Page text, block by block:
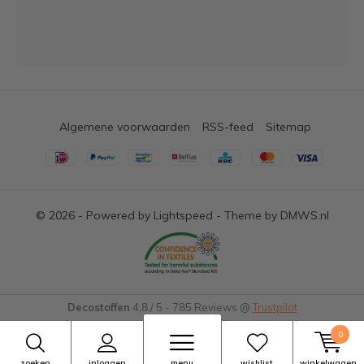
0
© 2026 - Powered by Lightspeed - Theme by DMWS.nl
Algemene voorwaarden RSS-feed Sitemap
Decostoffen 4,8/ 5 - 785 Reviews @ Trustpilot